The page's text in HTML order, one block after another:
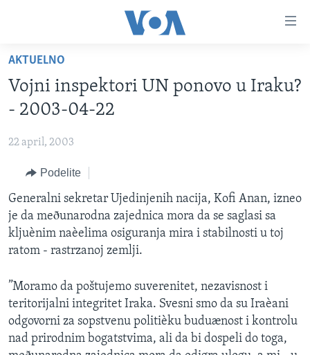
glavni
sadržaj
glavnu
navigaciju
pretragu
RUBRIKE
BALKAN
GLOBALNE TEME
EKONOMIJA
NAUKA I TEHNOLOGIJA
MEDICINA
DRUŠTVO
SPORT
INTERVJU
OTVORENI STUDIO
IZ AMERIKE
PRATITE NAS
AKTUELNO
Vojni inspektori UN ponovo u Iraku?
- 2003-04-22
22 april, 2003
Podelite
Generalni sekretar Ujedinjenih nacija, Kofi Anan, izneo
je da meðunarodna zajednica mora da se saglasi sa
kljuènim naèelima osiguranja mira i stabilnosti u toj
ratom - rastrzanoj zemlji.
”Moramo da poštujemo suverenitet, nezavisnost i
teritorijalni integritet Iraka. Svesni smo da su Iraèani
odgovorni za sopstvenu politièku buduænost i kontrolu
nad prirodnim bogatstvima, ali da bi dospeli do toga,